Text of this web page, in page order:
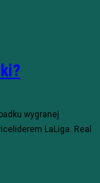
wygranej
LaLiga. Real